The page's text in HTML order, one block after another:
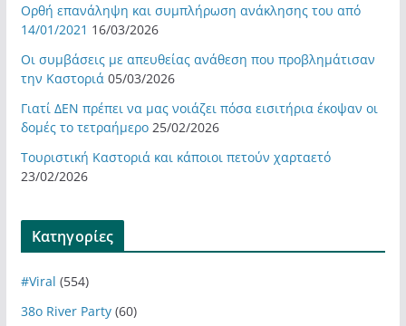
Ορθή επανάληψη και συμπλήρωση ανάκλησης του από
14/01/2021 16/03/2026
Οι συμβάσεις με απευθείας ανάθεση που προβλημάτισαν
την Καστοριά 05/03/2026
Γιατί ΔΕΝ πρέπει να μας νοιάζει πόσα εισιτήρια έκοψαν οι
δομές το τετραήμερο 25/02/2026
Τουριστική Καστοριά και κάποιοι πετούν χαρταετό
23/02/2026
Kατηγορίες
#Viral (554)
38ο River Party(60)